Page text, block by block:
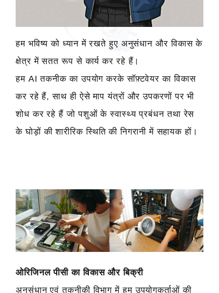
हम भविष्य को ध्यान में रखते हुए अनुसंधान और विकास के
क्षेत्र में सतत रूप से कार्य कर रहे हैं।
हम AI तकनीक का उपयोग करके सॉफ़्टवेयर का विकास
कर रहे हैं, साथ ही ऐसे माप यंत्रों और उपकरणों पर भी
शोध कर रहे हैं जो पशुओं के स्वास्थ्य प्रबंधन तथा रेस
के घोड़ों की शारीरिक स्थिति की निगरानी में सहायक हों।
ओरिजिनल पीसी का विकास और बिक्री
अनुसंधान एवं तकनीकी विभाग में हम उपयोगकर्ताओं की